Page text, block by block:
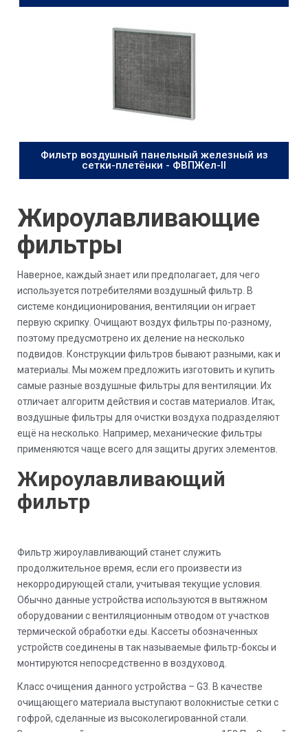
Фильтр воздушный панельный железный из
сетки-плетёнки - ФВПЖел-II
Жироулавливающие
фильтры
Наверное, каждый знает или предполагает, для чего
используется потребителями воздушный фильтр. В
системе кондиционирования, вентиляции он играет
первую скрипку. Очищают воздух фильтры по-разному,
поэтому предусмотрено их деление на несколько
подвидов. Конструкции фильтров бывают разными, как и
материалы. Мы можем предложить изготовить и купить
самые разные воздушные фильтры для вентиляции. Их
отличает алгоритм действия и состав материалов. Итак,
воздушные фильтры для очистки воздуха подразделяют
ещё на несколько. Например, механические фильтры
применяются чаще всего для защиты других элементов.
Жироулавливающий
фильтр
Фильтр жироулавливающий станет служить
продолжительное время, если его произвести из
некорродирующей стали, учитывая текущие условия.
Обычно данные устройства используются в вытяжном
оборудовании с вентиляционным отводом от участков
термической обработки еды. Кассеты обозначенных
устройств соединены в так называемые фильтр-боксы и
монтируются непосредственно в воздуховод.
Класс очищения данного устройства – G3. В качестве
очищающего материала выступают волокнистые сетки с
гофрой, сделанные из высоколегированной стали.